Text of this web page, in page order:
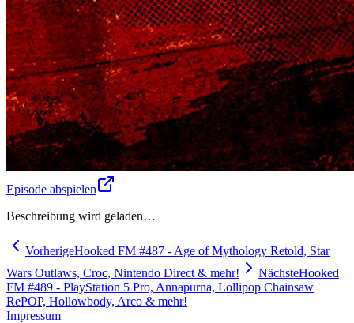
Episode abspielen
Beschreibung wird geladen…
VorherigeHooked FM #487 - Age of Mythology Retold, Star
Wars Outlaws, Croc, Nintendo Direct & mehr!
NächsteHooked
FM #489 - PlayStation 5 Pro, Annapurna, Lollipop Chainsaw
RePOP, Hollowbody, Arco & mehr!
Impressum